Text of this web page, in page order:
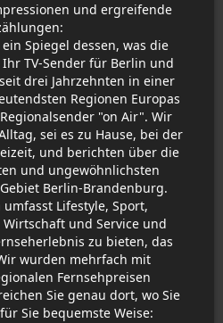
und ergreifende
Spiegel dessen, was die
TV-Sender für Berlin und
drei Jahrzehnten in einer
Regionen Europas
"on Air". Wir
sei es zu Hause, bei der
und berichten über die
und ungewöhnlichsten
Berlin-Brandenburg.
Lifestyle, Sport,
und Service und
zu bieten, das
wurden mehrfach mit
Fernsehpreisen
Sie genau dort, wo Sie
Sie bequemste Weise: